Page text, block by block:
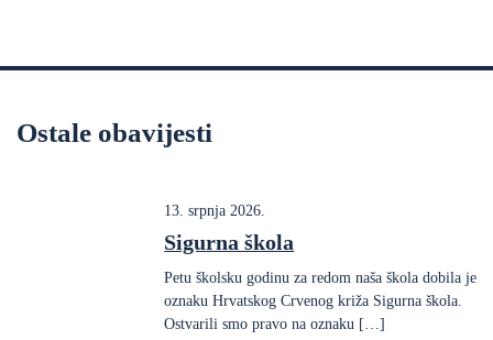
Ostale obavijesti
13. srpnja 2026.
Sigurna škola
Petu školsku godinu za redom naša škola dobila je
oznaku Hrvatskog Crvenog križa Sigurna škola.
Ostvarili smo pravo na oznaku […]